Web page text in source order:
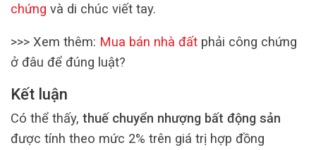
chứng và di chúc viết tay.
>>> Xem thêm: Mua bán nhà đất phải công chứng
ở đâu để đúng luật?
Kết luận
Có thể thấy, thuế chuyển nhượng bất động sản
được tính theo mức 2% trên giá trị hợp đồng